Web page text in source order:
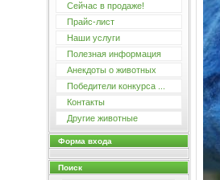
Сейчас в продаже!
Прайс-лист
Наши услуги
Полезная информация
Анекдоты о животных
Победители конкурса ...
Контакты
Другие животные
Форма входа
Поиск